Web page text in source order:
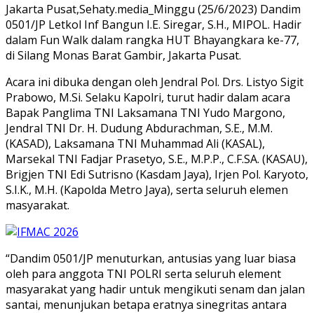
Jakarta Pusat,Sehaty.media_Minggu (25/6/2023) Dandim
0501/JP Letkol Inf Bangun I.E. Siregar, S.H., MIPOL. Hadir
dalam Fun Walk dalam rangka HUT Bhayangkara ke-77,
di Silang Monas Barat Gambir, Jakarta Pusat.
Acara ini dibuka dengan oleh Jendral Pol. Drs. Listyo Sigit
Prabowo, M.Si. Selaku Kapolri, turut hadir dalam acara
Bapak Panglima TNI Laksamana TNI Yudo Margono,
Jendral TNI Dr. H. Dudung Abdurachman, S.E., M.M.
(KASAD), Laksamana TNI Muhammad Ali (KASAL),
Marsekal TNI Fadjar Prasetyo, S.E., M.P.P., C.F.SA. (KASAU),
Brigjen TNI Edi Sutrisno (Kasdam Jaya), Irjen Pol. Karyoto,
S.I.K., M.H. (Kapolda Metro Jaya), serta seluruh elemen
masyarakat.
“Dandim 0501/JP menuturkan, antusias yang luar biasa
oleh para anggota TNI POLRI serta seluruh element
masyarakat yang hadir untuk mengikuti senam dan jalan
santai, menunjukan betapa eratnya sinegritas antara